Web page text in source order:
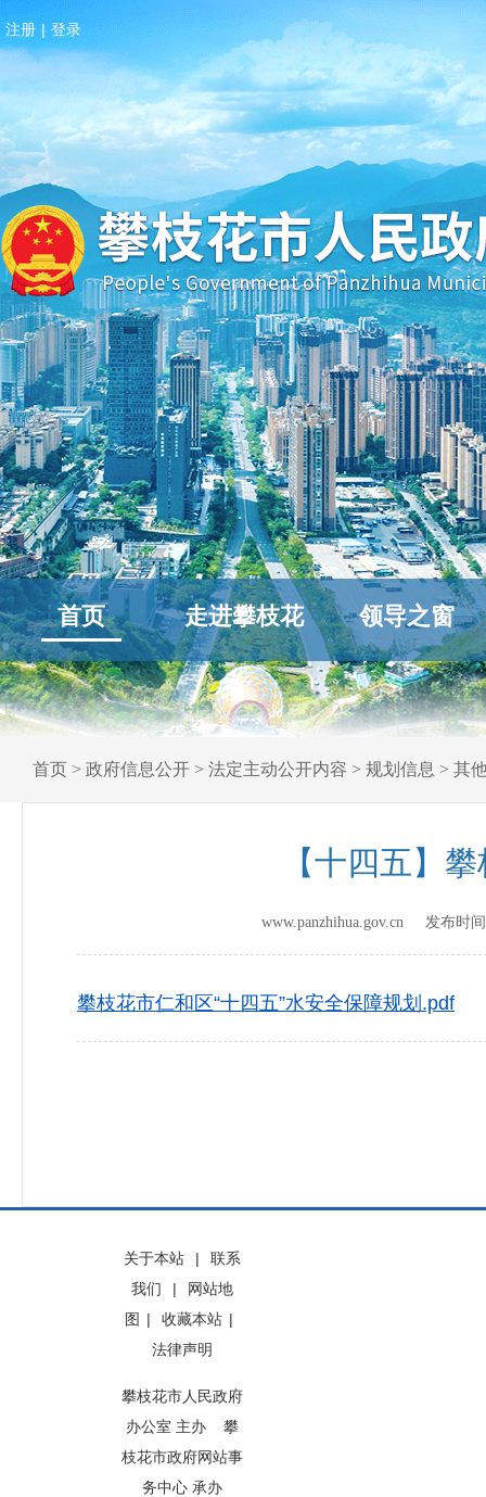
注册 | 登录
首页 走进攀枝花 领导之窗
首页 > 政府信息公开 > 法定主动公开内容 > 规划信息 > 其
【十四五】
www.panzhihua.gov.cn 发布时
攀枝花市仁和区“十四五”水安全保障规划.pdf
关于本站 |
联系
我们
|
网站地
图 | 收藏本站 |
法律声明
攀枝花市人民政府
办公室 主办 攀
枝花市政府网站事
务中心 承办